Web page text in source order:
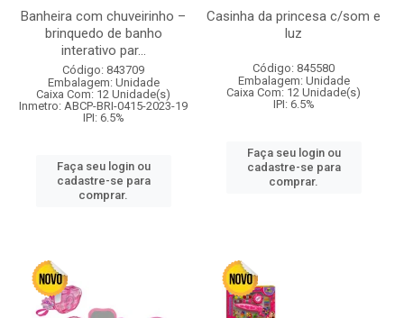
Banheira com chuveirinho –
brinquedo de banho
interativo par...
Código: 843709
Embalagem: Unidade
Caixa Com: 12 Unidade(s)
Inmetro: ABCP-BRI-0415-2023-19
IPI: 6.5%
Faça seu login ou
cadastre-se para
comprar.
Casinha da princesa c/som e
luz
Código: 845580
Embalagem: Unidade
Caixa Com: 12 Unidade(s)
IPI: 6.5%
Faça seu login ou
cadastre-se para
comprar.